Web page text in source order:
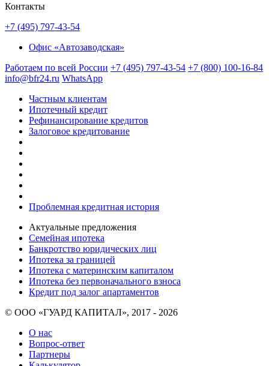
Контакты
+7 (495) 797-43-54
Офис «Автозаводская»
Работаем по всей России +7 (495) 797-43-54 +7 (800) 100-16-84
info@bfr24.ru WhatsApp
Частным клиентам
Ипотечный кредит
Рефинансирование кредитов
Залоговое кредитование
Проблемная кредитная история
Актуальные предложения
Семейная ипотека
Банкротство юридических лиц
Ипотека за границей
Ипотека с материнским капиталом
Ипотека без первоначального взноса
Кредит под залог апартаментов
© ООО «ГУАРД КАПИТАЛ», 2017 - 2026
О нас
Вопрос-ответ
Партнеры